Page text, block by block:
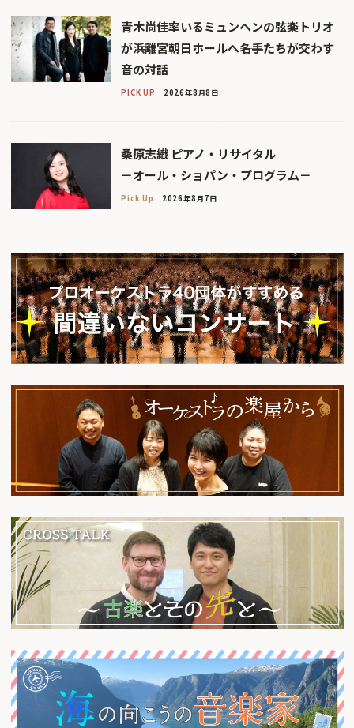
青木尚佳率いるミュンヘンの弦楽トリオ
が浜離宮朝日ホールへ――名手たちが交わす
音の対話
PICK UP 2026年8月8日
桑原志織 ピアノ・リサイタル
－オール・ショパン・プログラム－
Pick Up 2026年8月7日